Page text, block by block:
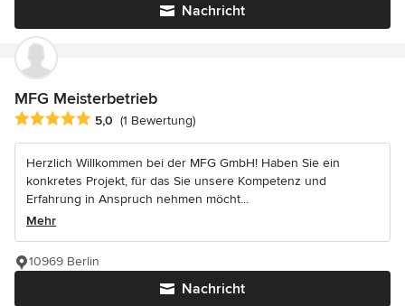
Nachricht
MFG Meisterbetrieb
Durchschnittliche Bewertung: 5 von 5 Sternen
5,0 (1 Bewertung)
Herzlich Willkommen bei der MFG GmbH! Haben Sie ein
konkretes Projekt, für das Sie unsere Kompetenz und
Erfahrung in Anspruch nehmen möcht...
Mehr
Nachricht
10969 Berlin